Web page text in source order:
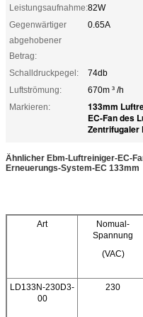
Leistungsaufnahme:82W
Gegenwärtiger
abgehobener
Betrag:
0.65A
Schalldruckpegel:
74db
Luftströmung:
670m ³ /h
Markieren:
133mm
EC-Fan des
Zentrifugaler
Ähnlicher Ebm-Luftreiniger-EC-
Erneuerungs-System-EC 133mm
Art
Nomual-
Spannung
(VAC)
LD133N-230D3-
00
230